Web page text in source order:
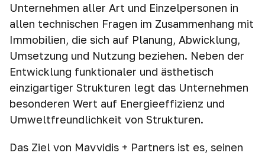
Unternehmen aller Art und Einzelpersonen in
allen technischen Fragen im Zusammenhang mit
Immobilien, die sich auf Planung, Abwicklung,
Umsetzung und Nutzung beziehen. Neben der
Entwicklung funktionaler und ästhetisch
einzigartiger Strukturen legt das Unternehmen
besonderen Wert auf Energieeffizienz und
Umweltfreundlichkeit von Strukturen.
Das Ziel von Mavvidis + Partners ist es, seinen